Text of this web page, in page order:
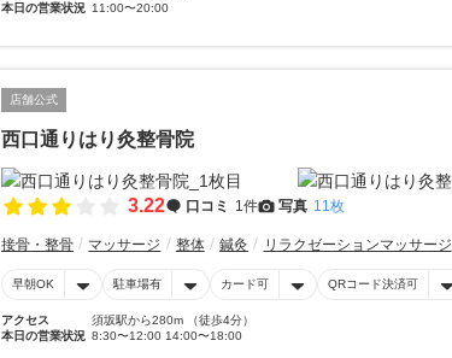
本日の営業状況 11:00〜20:00
店舗公式
西口通りはり灸整骨院
3.22 口コミ 1件 写真 11枚
接骨・整骨 マッサージ 整体 鍼灸 リラクゼーションマッサージ
早朝OK 駐車場有 カード可 QRコード決済可
アクセス
須坂駅から280m （徒歩4分）
本日の営業状況 8:30〜12:00 14:00〜18:00